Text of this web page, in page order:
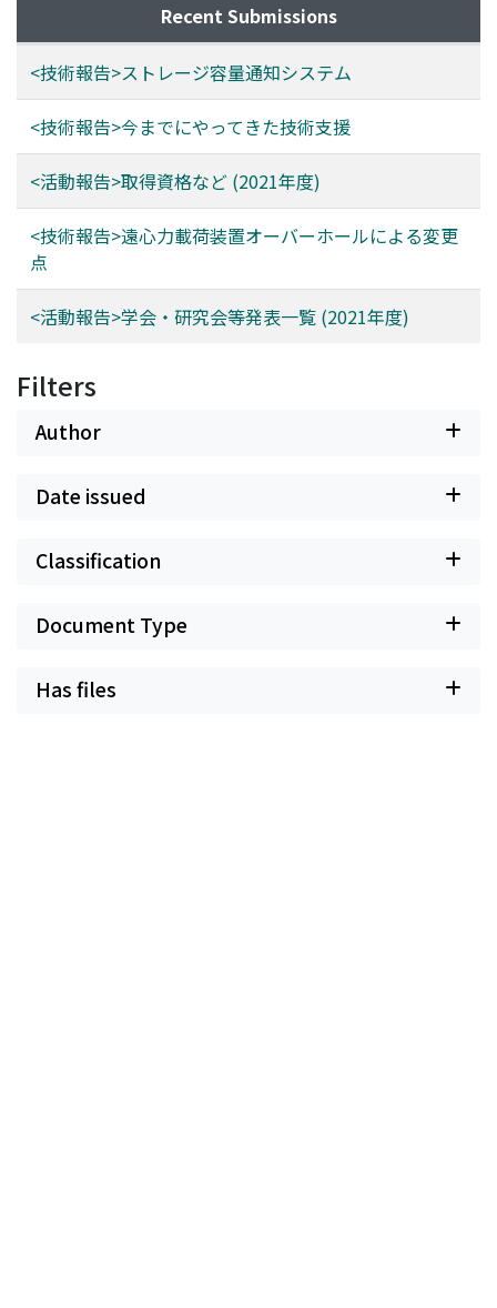
Recent Submissions
<技術報告>ストレージ容量通知システム
<技術報告>今までにやってきた技術支援
<活動報告>取得資格など (2021年度)
<技術報告>遠心力載荷装置オーバーホールによる変更
点
<活動報告>学会・研究会等発表⼀覧 (2021年度)
Filters
Author
Date issued
Classification
Document Type
Has files